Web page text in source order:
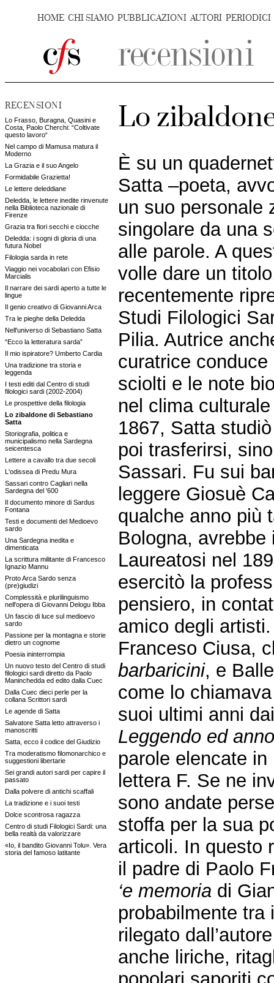
HOME CHI SIAMO PUBBLICAZIONI AUTORI PERIODICI
RECENSIONI
Lo Frasso, Buragna, Quasini e
Costa, Paolo Cherchi: “Coltivate
questo lavoro“
Nel campo di Mamusa matura il
Moderno
La Grazia e il suo Angelo
Formidabile Grazietta!
Le lettere deleddiane
Deledda, le lettere inedite rinvenute
nella Biblioteca nazionale di
Firenze
Grazia tra fiori secchi e ciocche
Deledda: i sogni di gloria di una
futura Nobel
Filologia sarda in rete
Viaggio nei vocabolari con Efisio
Marcialis
Il narrare dei sardi aperto a tutte le
lingue
Il genio creativo di Giovanni Arca
Tra le pieghe della Deledda
Nell'universo di Sebastiano Satta
“Ecco la letteratura sarda”
Il mio ispiratore? Umberto Cardia
Una tradizione tra storia e
leggenda
I testi editi dal Centro di studi
filologici sardi (2002-2004)
Le prospettive della filologia
Lo zibaldone di Sebastiano
Satta
Storiografia, politica e
municipalismo nella Sardegna
seicentesca
Lettere a cavallo tra due secoli
L'odissea di Predu Mura
Sassari contro Cagliari nella
Sardegna del '600
Il documento minore di Sardus
Fontana
Testi e documenti del Medioevo
sardo
Una Sardegna inedita e
dimenticata
La scrittura militante di Francesco
Ignazio Mannu
Proto Arca Sardo senza
(pre)giudizi
Complessità e plurilinguismo
nell'opera di Giovanni Delogu Ibba
Un fascio di luce sul medioevo
sardo
Passione per la montagna e storie
dietro un cognome
Poesia ininterrompia
Un nuovo testo del Centro di studi
filologici sardi diretto da Paolo
Maninchedda ed edito dalla Cuec
Dalla Cuec dieci perle per la
collana Scrittori sardi
Le agende di Satta
Salvatore Satta letto attraverso i
manoscritti
Satta, ecco il codice del Giudizio
Tra moderatismo filomonarchico e
suggestioni libertarie
Sei grandi autori sardi per capire il
passato
Dalla polvere di antichi scaffali
La tradizione e i suoi testi
Dolce scontrosa ragazza
Centro di studi Filologici Sardi: una
bella realtà da valorizzare
«Io, il bandito Giovanni Tolu». Vera
storia del famoso latitante
Lo
È su un
Satta –poeta,
un suo personale
singolare da una
alle parole. A
volle dare un
recentemente
Studi Filologici
Pilia. Autrice
curatrice
sciolti e le note
nel clima
1867, Satta
poi trasferirsi,
Sassari. Fu sui
leggere Giosuè
qualche anno più
Bologna,
Laureatosi nel
esercitò la
pensiero, in
amico degli
Franceso Ciusa,
barbaricini, e
come lo
suoi ultimi anni
Leggendo ed
parole elencate
lettera F. Se ne
sono andate
stoffa per la sua
articoli. In questo
il padre di Paolo
‘e memoria di
probabilmente tra
rilegato
anche liriche,